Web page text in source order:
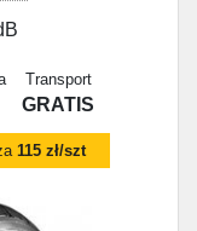
Transport
GRATIS
115 zł/szt